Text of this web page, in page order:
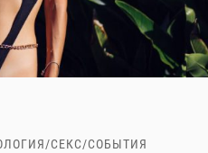
/СЕКС/СОБЫТИЯ